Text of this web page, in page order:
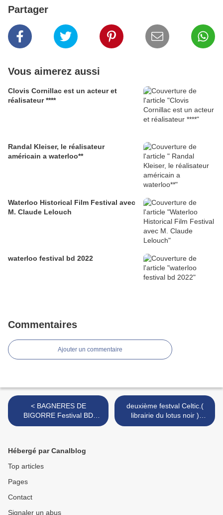
Partager
Vous aimerez aussi
Clovis Cornillac est un acteur et
réalisateur ****
Randal Kleiser, le réalisateur
américain a waterloo**
Waterloo Historical Film Festival avec
M. Claude Lelouch
waterloo festival bd 2022
Commentaires
Ajouter un commentaire
< BAGNERES DE
BIGORRE Festival BD
FRANCE -2010
deuxième festval Celtic.(
librairie du lotus noir )
bruxelles ) >
Hébergé par Canalblog
Top articles
Pages
Contact
Signaler un abus